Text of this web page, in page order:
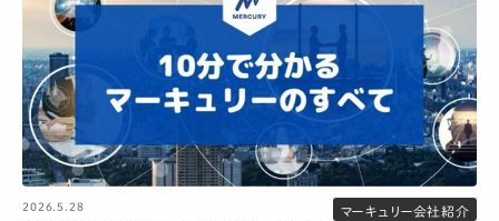
2026.5.28 マーキュリー会社紹介